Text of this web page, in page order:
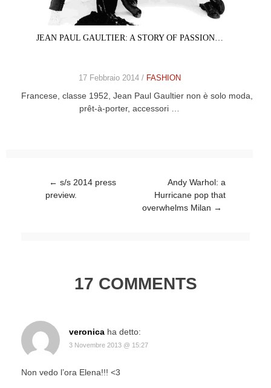
JEAN PAUL GAULTIER: A STORY OF PASSION…
17 Febbraio 2014 / FASHION
Francese, classe 1952, Jean Paul Gaultier non è solo moda,
prêt-à-porter, accessori …
Post navigation
← s/s 2014 press
preview.
Andy Warhol: a
Hurricane pop that
overwhelms Milan →
17 COMMENTS
veronica ha detto:
3 Novembre 2013 @ 15:27
Non vedo l’ora Elena!!! <3